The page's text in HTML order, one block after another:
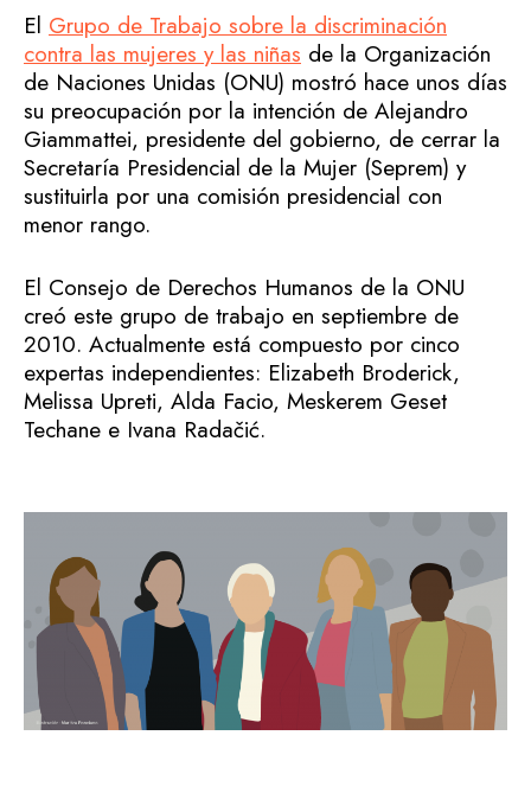
El Grupo de Trabajo sobre la discriminación
contra las mujeres y las niñas de la Organización
de Naciones Unidas (ONU) mostró hace unos días
su preocupación por la intención de Alejandro
Giammattei, presidente del gobierno, de cerrar la
Secretaría Presidencial de la Mujer (Seprem) y
sustituirla por una comisión presidencial con
menor rango.
El Consejo de Derechos Humanos de la ONU
creó este grupo de trabajo en septiembre de
2010. Actualmente está compuesto por cinco
expertas independientes: Elizabeth Broderick,
Melissa Upreti, Alda Facio, Meskerem Geset
Techane e Ivana Radačić.